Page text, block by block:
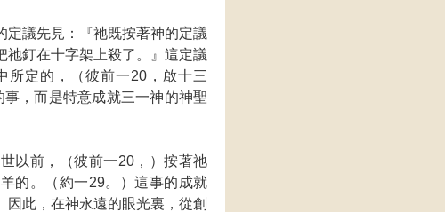
定議先見：『祂既按著神的定議
祂釘在十字架上殺了。』這定議
所定的，（彼前一20，啟十三
，而是特意成就三一神的神聖
以前，（彼前一20，）按著祂
的。（約一29。）這事的成就
此，在神永遠的眼光裏，從創